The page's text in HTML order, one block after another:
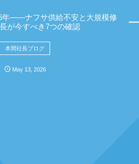
年——ナフサ供給不安と大規模修
が今すべき7つの確認
本間社長ブログ
May 13 ,2026